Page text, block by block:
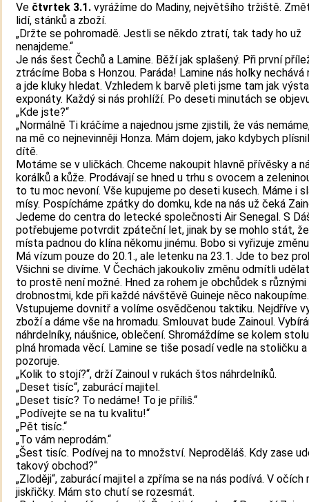
Ve čtvrtek 3.1. vyrážíme do Madiny, největšího tržiště.
lidí, stánků a zboží.
„Držte se pohromadě. Jestli se někdo ztratí, tak tady ho už
nenajdeme.“
Je nás šest Čechů a Lamine. Běží jak splašený. Při první
ztrácíme Boba s Honzou. Paráda! Lamine nás holky nechává
a jde kluky hledat. Vzhledem k barvě pleti jsme tam jak
exponáty. Každý si nás prohlíží. Po deseti minutách se
„Kde jste?“
„Normálně Ti kráčíme a najednou jsme zjistili, že vás
na mě co nejnevinněji Honza. Mám dojem, jako kdybych
dítě.
Motáme se v uličkách. Chceme nakoupit hlavně přívěsky a
korálků a kůže. Prodávají se hned u trhu s ovocem a
to tu moc nevoní. Vše kupujeme po deseti kusech. Máme i
mísy. Pospícháme zpátky do domku, kde na nás už čeká
Jedeme do centra do letecké společnosti Air Senegal. S
potřebujeme potvrdit zpáteční let, jinak by se mohlo stát,
místa padnou do klína někomu jinému. Bobo si vyřizuje
Má vízum pouze do 20.1., ale letenku na 23.1. Jde to bez
Všichni se divíme. V Čechách jakoukoliv změnu odmítli
to prostě není možné. Hned za rohem je obchůdek s různými
drobnostmi, kde při každé návštěvě Guineje něco nakoupíme.
Vstupujeme dovnitř a volíme osvědčenou taktiku. Nejdříve
zboží a dáme vše na hromadu. Smlouvat bude Zainoul.
náhrdelníky, náušnice, oblečení. Shromáždíme se kolem
plná hromada věcí. Lamine se tiše posadí vedle na stoličku
pozoruje.
„Kolik to stojí?“, drží Zainoul v rukách štos náhrdelníků.
„Deset tisíc“, zaburácí majitel.
„Deset tisíc? To nedáme! To je příliš.“
„Podívejte se na tu kvalitu!“
„Pět tisíc.“
„To vám neprodám.“
„Šest tisíc. Podívej na to množství. Neproděláš. Kdy zase
takový obchod?“
„Zloději“, zaburácí majitel a zpříma se na nás podívá. V očích
jiskřičky. Mám sto chutí se rozesmát.